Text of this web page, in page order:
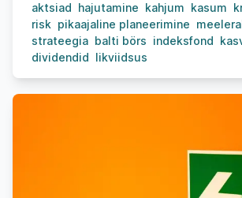
aktsiad hajutamine kahjum kasum
risk pikaajaline planeerimine
strateegia balti börs indeksfond
dividendid likviidsus